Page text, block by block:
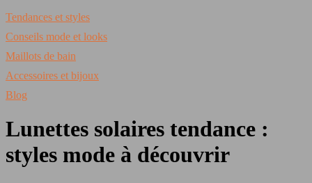
Tendances et styles
Conseils mode et looks
Maillots de bain
Accessoires et bijoux
Blog
Lunettes solaires tendance :
styles mode à découvrir